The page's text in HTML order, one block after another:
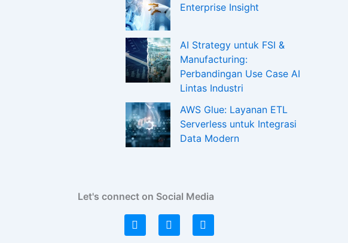
Enterprise Insight
AI Strategy untuk FSI &
Manufacturing:
Perbandingan Use Case AI
Lintas Industri
AWS Glue: Layanan ETL
Serverless untuk Integrasi
Data Modern
Let's connect on Social Media
L
i
I
n
F
a